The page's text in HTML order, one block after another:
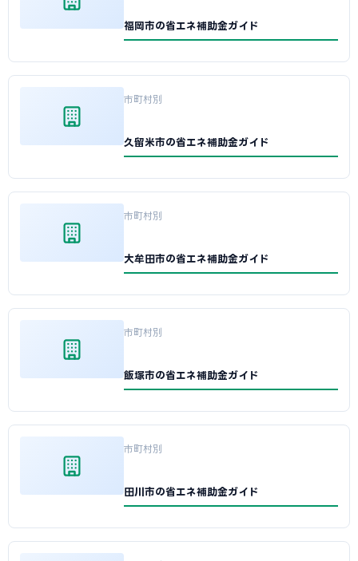
福岡市の省エネ補助金ガイド
市町村別
久留米市の省エネ補助金ガイド
市町村別
大牟田市の省エネ補助金ガイド
市町村別
飯塚市の省エネ補助金ガイド
市町村別
田川市の省エネ補助金ガイド